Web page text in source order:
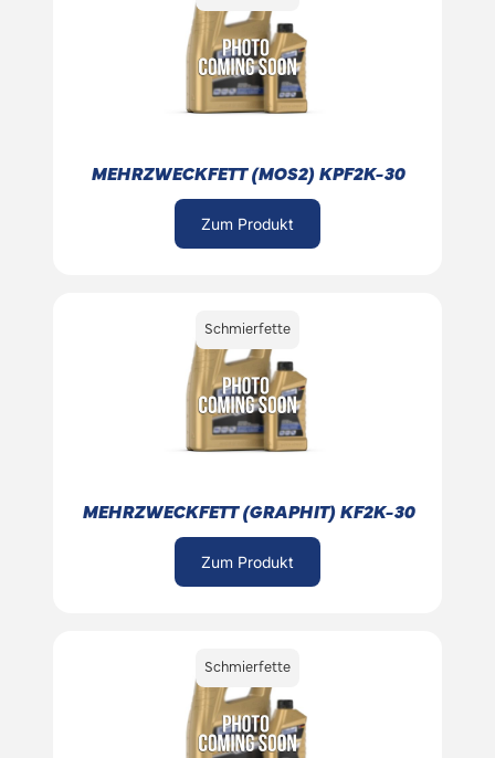
MEHRZWECKFETT (MOS2) KPF2K-30
Zum Produkt
Schmierfette
MEHRZWECKFETT (GRAPHIT) KF2K-30
Zum Produkt
Schmierfette